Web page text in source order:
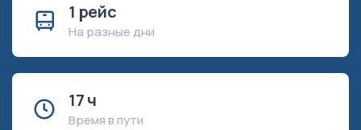
1 рейс
На разные дни
17 ч
Время в пути